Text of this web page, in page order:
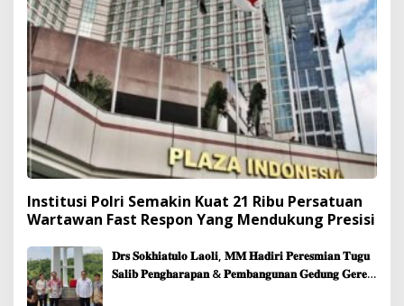
Institusi Polri Semakin Kuat 21 Ribu Persatuan
Wartawan Fast Respon Yang Mendukung Presisi
𝐃𝐫𝐬 𝐒𝐨𝐤𝐡𝐢𝐚𝐭𝐮𝐥𝐨 𝐋𝐚𝐨𝐥𝐢, 𝐌𝐌 𝐇𝐚𝐝𝐢𝐫𝐢 𝐏𝐞𝐫𝐞𝐬𝐦𝐢𝐚𝐧 𝐓𝐮𝐠𝐮
𝐒𝐚𝐥𝐢𝐛 𝐏𝐞𝐧𝐠𝐡𝐚𝐫𝐚𝐩𝐚𝐧 & 𝐏𝐞𝐦𝐛𝐚𝐧𝐠𝐮𝐧𝐚𝐧 𝐆𝐞𝐝𝐮𝐧𝐠 𝐆𝐞𝐫𝐞𝐣𝐚